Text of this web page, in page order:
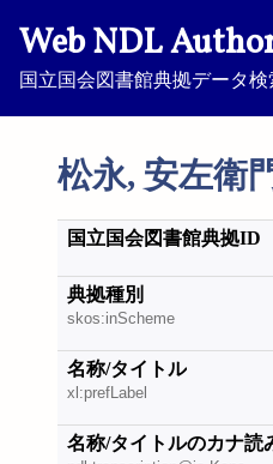
Web NDL
国立国会図書館典拠データ
松永, 安左衛
国立国会図書館典拠ID
典拠種別
skos:inScheme
名称/タイトル
xl:prefLabel
名称/タイトルのカナ読